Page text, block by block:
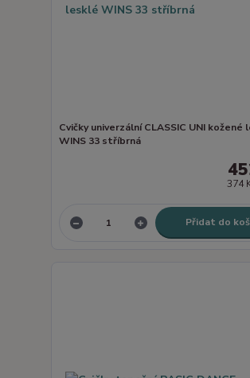
Cvičky univerzální CLASSIC UNI kožené
WINS 33 stříbrná
374
Přidat do